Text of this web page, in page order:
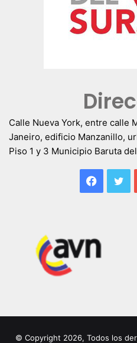
Calle Nueva York, entre calle
Janeiro, edificio Manzanillo,
Piso 1 y 3 Municipio Baruta
© Copyright 2026, Todos los